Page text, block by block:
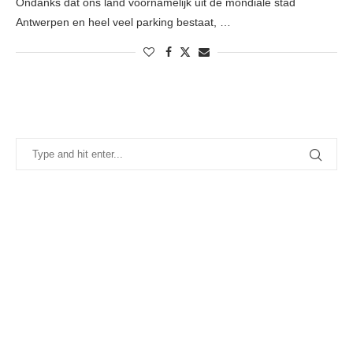
Ondanks dat ons land voornamelijk uit de mondiale stad
Antwerpen en heel veel parking bestaat, …